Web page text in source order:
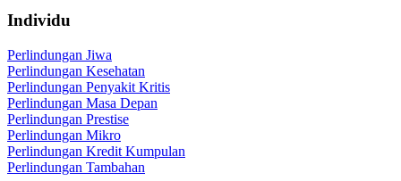
Individu
Perlindungan Jiwa
Perlindungan Kesehatan
Perlindungan Penyakit Kritis
Perlindungan Masa Depan
Perlindungan Prestise
Perlindungan Mikro
Perlindungan Kredit Kumpulan
Perlindungan Tambahan